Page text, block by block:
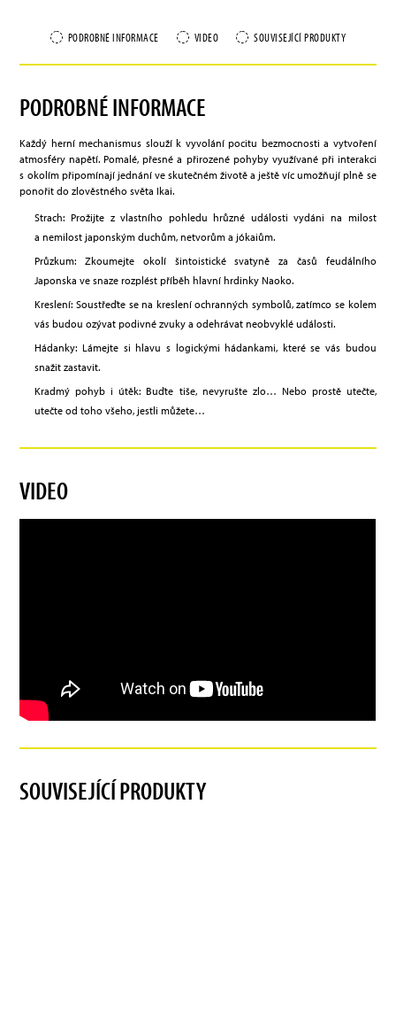
PODROBNÉ INFORMACE VIDEO SOUVISEJÍCÍ PRODUKTY
PODROBNÉ INFORMACE
Každý herní mechanismus slouží k vyvolání pocitu bezmocnosti a vytvoření
atmosféry napětí. Pomalé, přesné a přirozené pohyby využívané při interakci
s okolím připomínají jednání ve skutečném životě a ještě víc umožňují plně se
ponořit do zlověstného světa Ikai.
Strach: Prožijte z vlastního pohledu hrůzné události vydáni na milost
a nemilost japonským duchům, netvorům a jókaiům.
Průzkum: Zkoumejte okolí šintoistické svatyně za časů feudálního
Japonska ve snaze rozplést příběh hlavní hrdinky Naoko.
Kreslení: Soustřeďte se na kreslení ochranných symbolů, zatímco se kolem
vás budou ozývat podivné zvuky a odehrávat neobvyklé události.
Hádanky: Lámejte si hlavu s logickými hádankami, které se vás budou
snažit zastavit.
Kradmý pohyb i útěk: Buďte tiše, nevyrušte zlo… Nebo prostě utečte,
utečte od toho všeho, jestli můžete…
VIDEO
SOUVISEJÍCÍ PRODUKTY